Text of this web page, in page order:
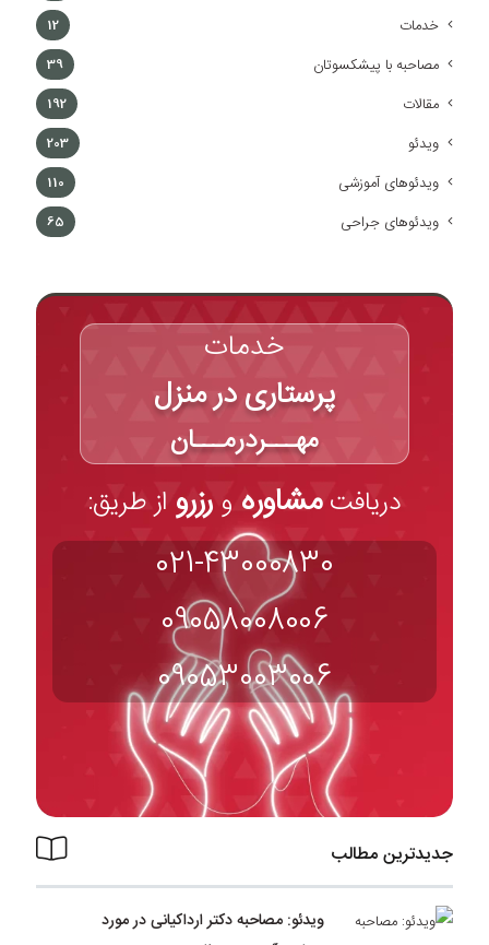
خدمات 12
مصاحبه با پیشکسوتان 39
مقالات 192
ویدئو 203
ویدئوهای آموزشی 110
ویدئوهای جراحی 65
خدمات
پرستاری در منزل
مهـــردرمـــان
دریافتمشاوره و رزرو از طریق:
021-43000830
09058008006
09053003006
جدیدترین مطالب
ویدئو: مصاحبه دکتر ارداکیانی در مورد